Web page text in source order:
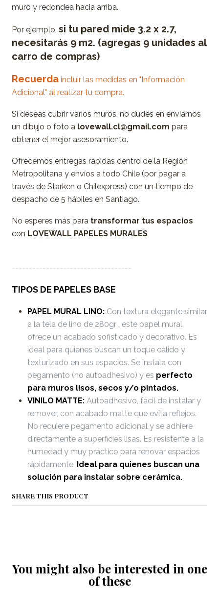
muro y redondea hacia arriba.
Por ejemplo, si tu pared mide 3.2 x 2.7,
necesitarás 9 m2. (agregas 9 unidades al
carro de compras)
Recuerda incluir las medidas en "Información
Adicional" al realizar tu compra.
Si deseas cubrir varios muros, no dudes en enviarnos
un dibujo o foto a lovewall.cl@gmail.com para
obtener el mejor asesoramiento.
Ofrecemos entregas rápidas dentro de la Región
Metropolitana y envíos a todo Chile (por pagar a
través de Starken o Chilexpress) con un tiempo de
despacho de 5 hábiles en Santiago.
No esperes más para transformar tus espacios
con LOVEWALL PAPELES MURALES
-----------------------------------
TIPOS DE PAPELES BASE
PAPEL MURAL LINO: Con textura elegante similar
a la tela de lino de 280gr , este papel mural
ofrece un acabado sofisticado y decorativo. Es
ideal para quienes buscan un toque cálido y
texturizado en sus espacios. Se instala con
pegamento (no autoadhesivo) y es perfecto
para muros lisos, secos y/o pintados.
VINILO MATTE: Autoadhesivo, fácil de instalar y
remover, con acabado matte que evita reflejos.
No requiere pegamento adicional y se adhiere
directamente a superficies lisas. Es resistente a la
humedad y muy práctico para renovar espacios
rápidamente. Ideal para quienes buscan una
solución para instalar sobre cerámica.
SHARE THIS PRODUCT
You might also be interested in one
of these